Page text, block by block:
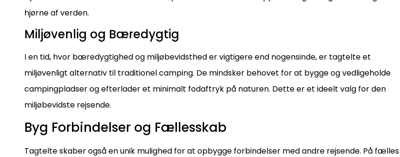
hjørne af verden.
Miljøvenlig og Bæredygtig
I en tid, hvor bæredygtighed og miljøbevidsthed er vigtigere end nogensinde, er tagtelte et
miljøvenligt alternativ til traditionel camping. De mindsker behovet for at bygge og vedligeholde
campingpladser og efterlader et minimalt fodaftryk på naturen. Dette er et ideelt valg for den
miljøbevidste rejsende.
Byg Forbindelser og Fællesskab
Tagtelte skaber også en unik mulighed for at opbygge forbindelser med andre rejsende. På fælles